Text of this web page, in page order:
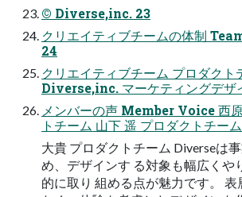
©︎ Diverse,inc. 23
クリエイティブチームの体制
24
クリエイティブチーム プロダク
Diverse,inc. マーケティングデザ
メンバーの声 Member Voice 西
トチーム 山下 遥 プロダクトチー
大貴 プロダクトチーム Diverseは
め、デザインす る対象も幅広くや
的に取り 組める点が魅力です。